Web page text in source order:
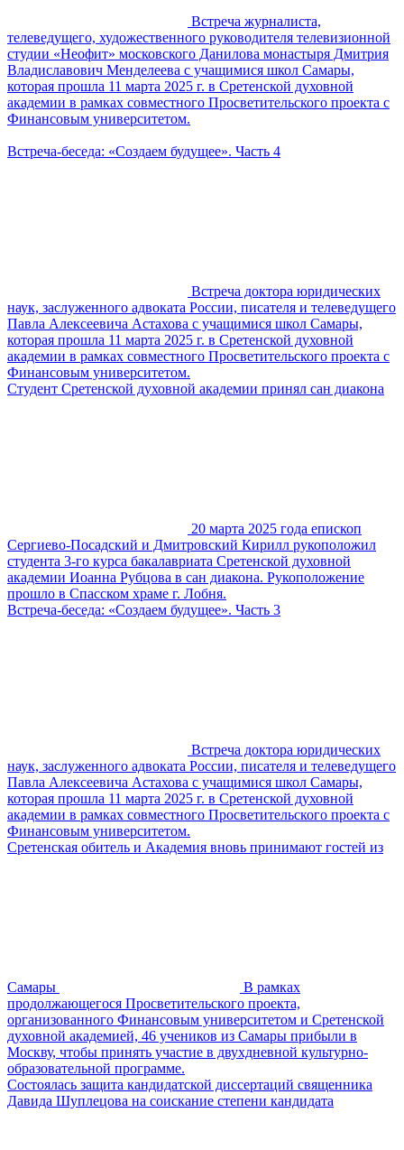
Встреча журналиста,
телеведущего, художественного руководителя телевизионной
студии «Неофит» московского Данилова монастыря Дмитрия
Владиславович Менделеева с учащимися школ Самары,
которая прошла 11 марта 2025 г. в Сретенской духовной
академии в рамках совместного Просветительского проекта с
Финансовым университетом.
Встреча-беседа: «Создаем будущее». Часть 4
Встреча доктора юридических
наук, заслуженного адвоката России, писателя и телеведущего
Павла Алексеевича Астахова с учащимися школ Самары,
которая прошла 11 марта 2025 г. в Сретенской духовной
академии в рамках совместного Просветительского проекта с
Финансовым университетом.
Студент Сретенской духовной академии принял сан диакона
20 марта 2025 года епископ
Сергиево-Посадский и Дмитровский Кирилл рукоположил
студента 3-го курса бакалавриата Сретенской духовной
академии Иоанна Рубцова в сан диакона. Рукоположение
прошло в Спасском храме г. Лобня.
Встреча-беседа: «Создаем будущее». Часть 3
Встреча доктора юридических
наук, заслуженного адвоката России, писателя и телеведущего
Павла Алексеевича Астахова с учащимися школ Самары,
которая прошла 11 марта 2025 г. в Сретенской духовной
академии в рамках совместного Просветительского проекта с
Финансовым университетом.
Сретенская обитель и Академия вновь принимают гостей из
Самары
В рамках
продолжающегося Просветительского проекта,
организованного Финансовым университетом и Сретенской
духовной академией, 46 учеников из Самары прибыли в
Москву, чтобы принять участие в двухдневной культурно-
образовательной программе.
Состоялась защита кандидатской диссертаций священника
Давида Шуплецова на соискание степени кандидата